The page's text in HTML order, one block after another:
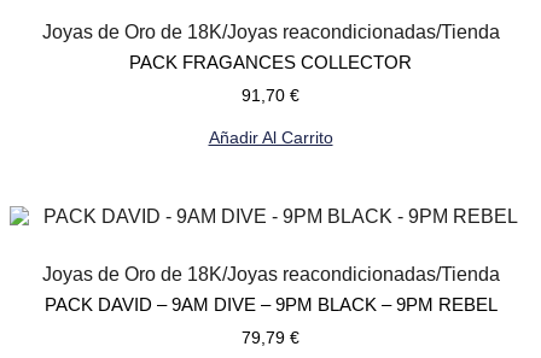
Joyas de Oro de 18K/Joyas reacondicionadas/Tienda
PACK FRAGANCES COLLECTOR
91,70 €
Añadir Al Carrito
Joyas de Oro de 18K/Joyas reacondicionadas/Tienda
PACK DAVID – 9AM DIVE – 9PM BLACK – 9PM REBEL
79,79 €